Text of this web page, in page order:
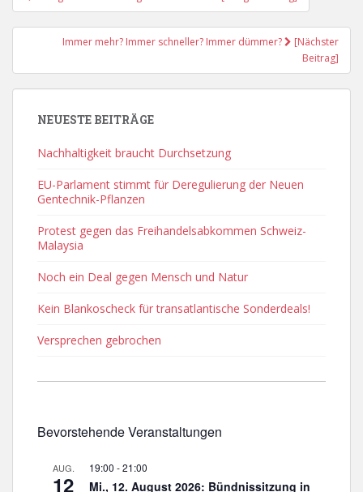
Navigation
Immer mehr? Immer schneller? Immer dümmer?
[Nächster
Beitrag]
NEUESTE BEITRÄGE
Nachhaltigkeit braucht Durchsetzung
EU-Parlament stimmt für Deregulierung der Neuen
Gentechnik-Pflanzen
Protest gegen das Freihandelsabkommen Schweiz-
Malaysia
Noch ein Deal gegen Mensch und Natur
Kein Blankoscheck für transatlantische Sonderdeals!
Versprechen gebrochen
Bevorstehende Veranstaltungen
AUG.
12
19:00 -21:00
Mi., 12. August 2026: Bündnissitzung in